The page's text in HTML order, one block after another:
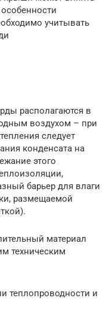
учитывать
располагаются в
воздухом – при
следует
конденсата на
этого
барьер для влаги
размещаемой
материал
техническим
теплопроводности и